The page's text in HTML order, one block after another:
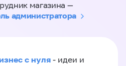
магазина —
администратора
с нуля - идеи и